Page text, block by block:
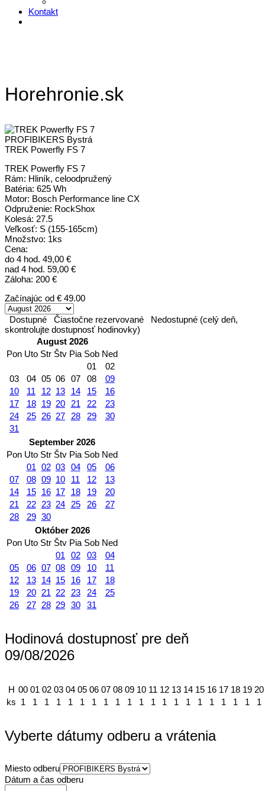
Kontakt
Horehronie.sk
PROFIBIKERS Bystrá
TREK Powerfly FS 7
TREK Powerfly FS 7
Rám: Hliník, celoodpružený
Batéria: 625 Wh
Motor: Bosch Performance line CX
Odpruženie: RockShox
Kolesá: 27.5
Veľkosť: S (155-165cm)
Množstvo: 1ks
Cena:
do 4 hod. 49,00 €
nad 4 hod. 59,00 €
Záloha: 200 €
Začínajúc od € 49.00
Dostupné Čiastočne rezervované
Nedostupné (celý deň,
skontrolujte dostupnosť hodinovky)
August 2026
Pon Uto Str Štv Pia Sob Ned
01
02
03
04 05 06 07 08
09
10
11 12 13 14 15
16
17
18 19 20 21 22
23
24
25 26 27 28 29
30
31
September 2026
Pon Uto Str Štv Pia Sob Ned
01 02 03 04 05
06
07
08 09 10 11 12
13
14
15 16 17 18 19
20
21
22 23 24 25 26
27
28
29 30
Október 2026
Pon Uto Str Štv Pia Sob Ned
01
02 03
04
05
06 07 08 09 10
11
12
13 14 15 16 17
18
19
20 21 22 23 24
25
26
27 28 29 30 31
Hodinová dostupnosť pre deň
09/08/2026
H 00 01 02 03 04 05 06 07 08 09 10 11 12 13 14 15 16 17 18 19 20
ks 1 1 1 1 1 1 1 1 1 1 1 1 1 1 1 1 1 1 1 1 1
Vyberte dátumy odberu a vrátenia
Miesto odberu
Dátum a čas odberu